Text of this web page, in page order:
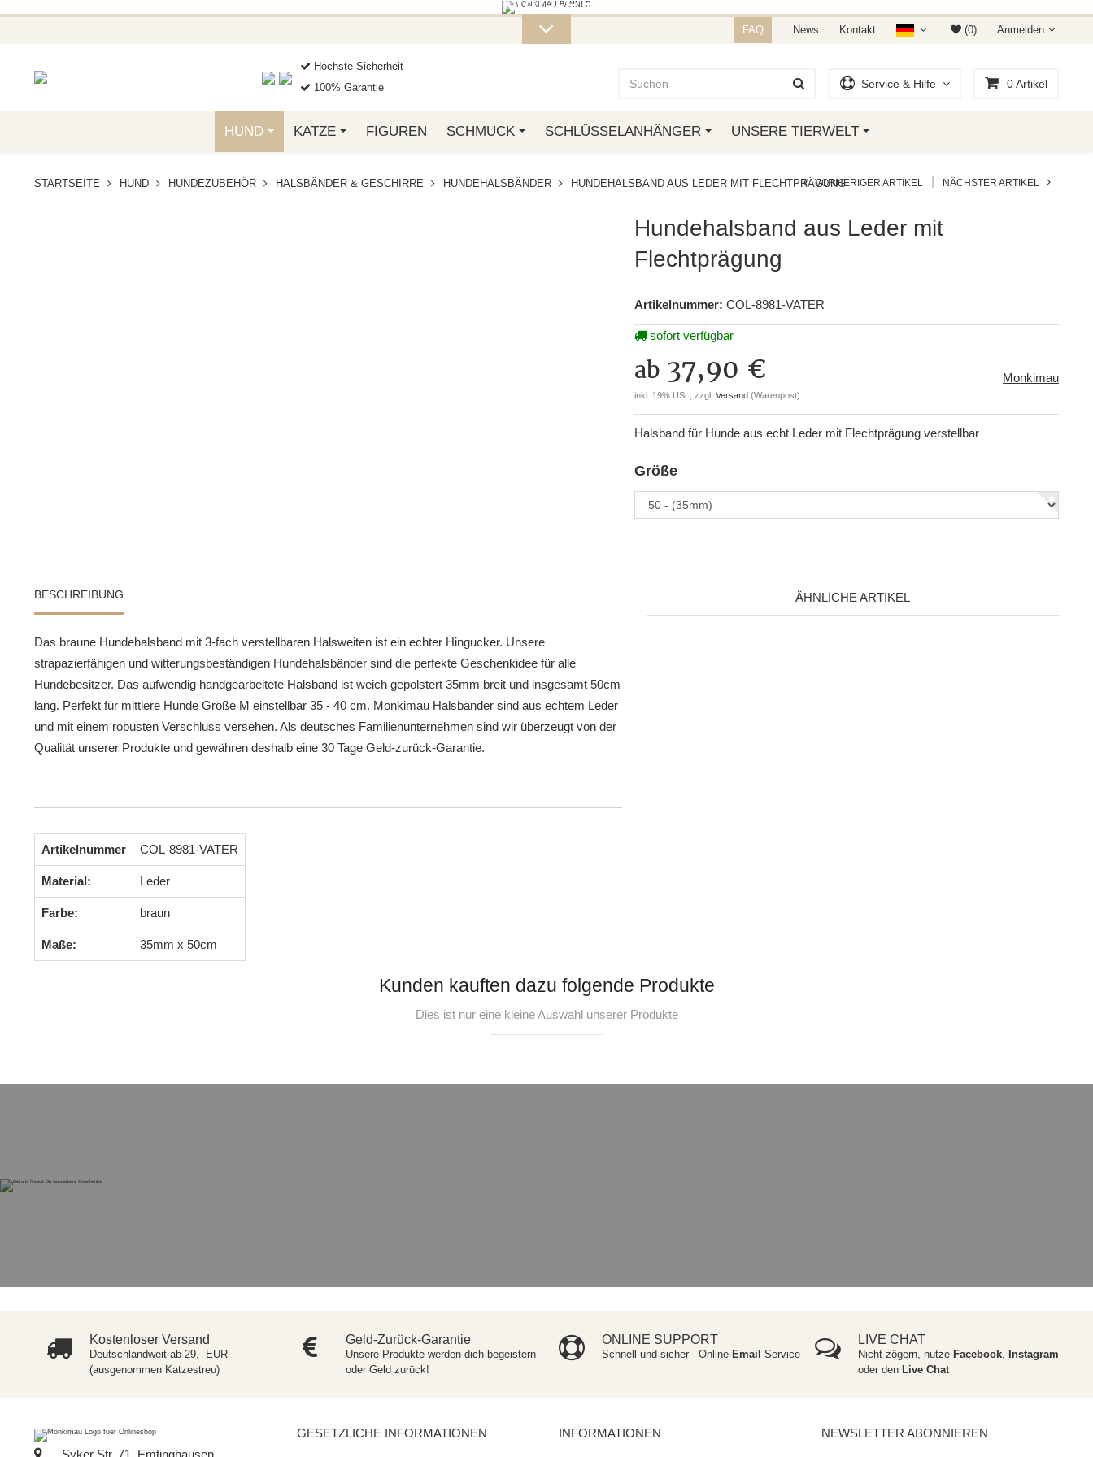
OTTO.
FAQ News Kontakt (0) Anmelden
Höchste Sicherheit
100% Garantie
Service & Hilfe 0Artikel
HUND KATZE FIGUREN SCHMUCK SCHLÜSSELANHÄNGER UNSERE TIERWELT
STARTSEITE HUND HUNDEZUBEHÖR HALSBÄNDER & GESCHIRRE HUNDEHALSBÄNDER HUNDEHALSBAND AUS LEDER MIT FLECHTPRÄGUNGVORHERIGER ARTIKEL | NÄCHSTER ARTIKEL
Hundehalsband aus Leder mit
Flechtprägung
Artikelnummer: COL-8981-VATER
sofort verfügbar
ab 37,90 €
inkl. 19% USt., zzgl. Versand (Warenpost)
Monkimau
Halsband für Hunde aus echt Leder mit Flechtprägung verstellbar
Größe
BESCHREIBUNG
Das braune Hundehalsband mit 3-fach verstellbaren Halsweiten ist ein echter Hingucker. Unsere
strapazierfähigen und witterungsbeständigen Hundehalsbänder sind die perfekte Geschenkidee für alle
Hundebesitzer. Das aufwendig handgearbeitete Halsband ist weich gepolstert 35mm breit und insgesamt 50cm
lang. Perfekt für mittlere Hunde Größe M einstellbar 35 - 40 cm. Monkimau Halsbänder sind aus echtem Leder
und mit einem robusten Verschluss versehen. Als deutsches Familienunternehmen sind wir überzeugt von der
Qualität unserer Produkte und gewähren deshalb eine 30 Tage Geld-zurück-Garantie.
Artikelnummer COL-8981-VATER
Material: Leder
Farbe: braun
Maße: 35mm x 50cm
ÄHNLICHE ARTIKEL
Kunden kauften dazu folgende Produkte
Dies ist nur eine kleine Auswahl unserer Produkte
Kostenloser Versand
Deutschlandweit ab 29,- EUR
(ausgenommen Katzestreu)
Geld-Zurück-Garantie
Unsere Produkte werden dich begeistern
oder Geld zurück!
ONLINE SUPPORT
Schnell und sicher - Online Email Service
LIVE CHAT
Nicht zögern, nutze Facebook,
Instagram
oder denLive Chat
Syker Str. 71, Emtinghausen
GESETZLICHE INFORMATIONEN INFORMATIONEN NEWSLETTER ABONNIEREN